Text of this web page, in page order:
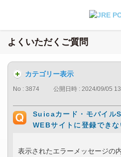
よくいただくご質問
カテゴリー表示
No : 3874 公開日時 : 2024/09/05
Suicaカード・モバイ
WEBサイトに登録でき
表示されたエラーメッセージの